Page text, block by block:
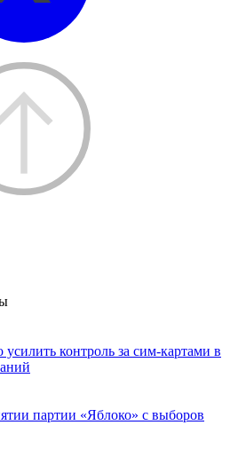
контроль за сим-картами в
партии «Яблоко» с выборов